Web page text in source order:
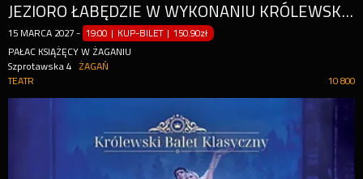
JEZIORO ŁABĘDZIE W WYKONANIU KRÓLEWSKIEGO BALETU KLASYCZNEGO
15 MARCA 2027 - 19:00 | KUP-BILET |150.90zł
PAŁAC KSIĄŻĘCY W ŻAGANIU
Szprotawska 4
ŻAGAŃ
10 800
TEATR